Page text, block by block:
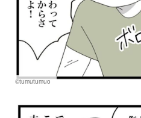
©tumutumuo